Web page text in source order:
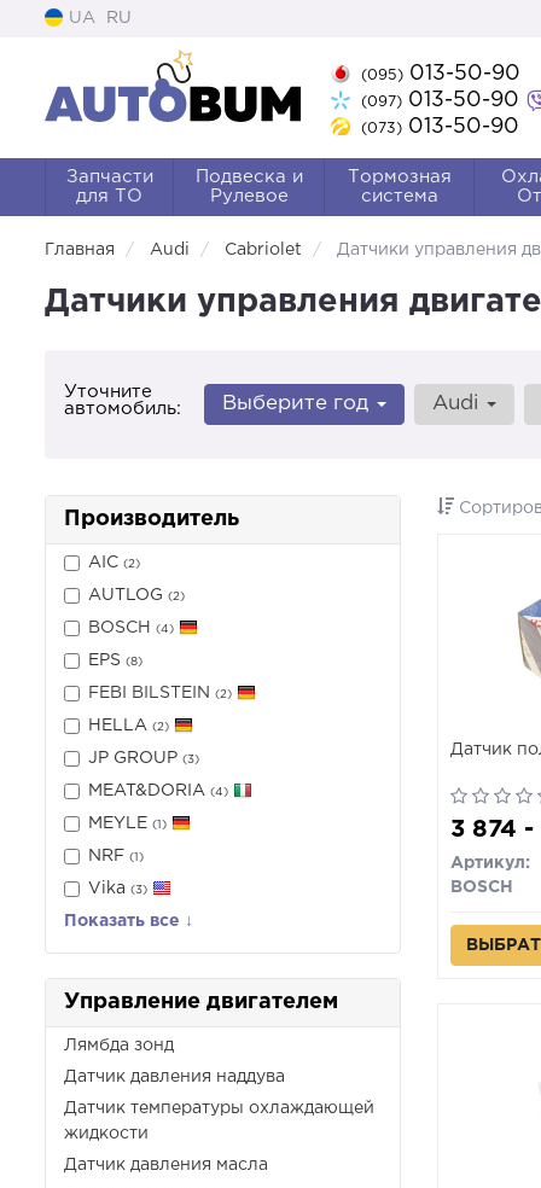
UA RU
(095)013-50-90
(097)013-50-90
(073)013-50-90
Запчасти
для ТО
Подвеска и
Рулевое
Тормозная
система
Главная Audi Cabriolet Датчики управления
Датчики управления
Уточните
автомобиль:
Выберите год Audi
Производитель
AIC (2)
AUTLOG (2)
BOSCH (4)
EPS (8)
FEBI BILSTEIN (2)
HELLA (2)
JP GROUP (3)
MEAT&DORIA (4)
MEYLE (1)
NRF (1)
Vika (3)
Показать все ↓
Управление двигателем
Лямбда зонд
Датчик давления наддува
Датчик температуры охлаждающей
жидкости
Датчик давления масла
Датчик
3 874
Артикул:
BOSCH